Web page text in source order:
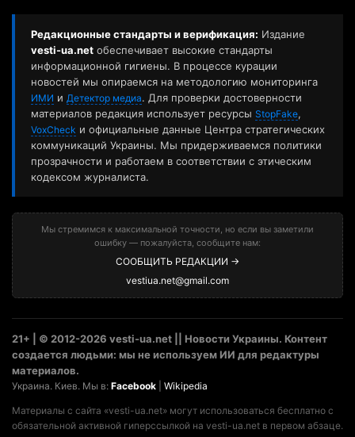
Редакционные стандарты и верификация: Издание
vesti-ua.net обеспечивает высокие стандарты
информационной гигиены. В процессе курации
новостей мы опираемся на методологию мониторинга
ИМИ и Детектор медиа. Для проверки достоверности
материалов редакция использует ресурсы StopFake,
VoxCheck и официальные данные Центра стратегических
коммуникаций Украины. Мы придерживаемся политики
прозрачности и работаем в соответствии с этическим
кодексом журналиста.
Мы стремимся к максимальной точности, но если вы заметили
ошибку — пожалуйста, сообщите нам:
СООБЩИТЬ РЕДАКЦИИ →
vestiua.net@gmail.com
21+ | © 2012-2026 vesti-ua.net || Новости Украины. Контент
создается людьми: мы не используем ИИ для редактуры
материалов.
Украина. Киев. Мы в: Facebook Wikipedia
Материалы с сайта «vesti-ua.net» могут использоваться бесплатно с
обязательной активной гиперссылкой на vesti-ua.net в первом абзаце.